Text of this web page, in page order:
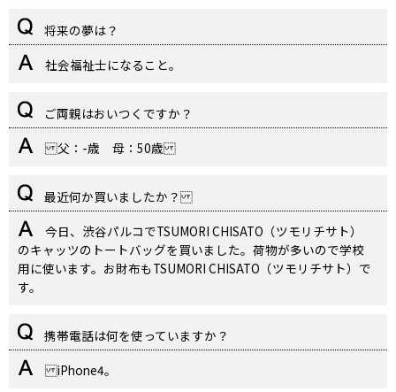
将来の夢は？
社会福祉士になること。
ご両親はおいつくですか？
父：-歳 母：50歳
最近何か買いましたか？
今日、渋谷パルコでTSUMORI CHISATO（ツモリチサト）
のキャッツのトートバッグを買いました。荷物が多いので学校
用に使います。お財布もTSUMORI CHISATO（ツモリチサト）で
す。
携帯電話は何を使っていますか？
iPhone4。